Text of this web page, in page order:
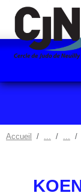
Accueil
Panneau de